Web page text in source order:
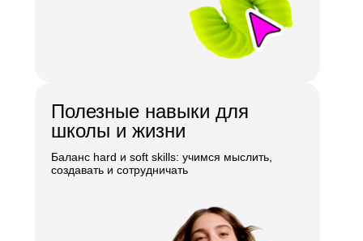
Полезные навыки для
школы и жизни
Баланс hard и soft skills: учимся мыслить,
создавать и сотрудничать